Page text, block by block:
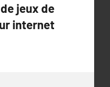
jeux de
internet